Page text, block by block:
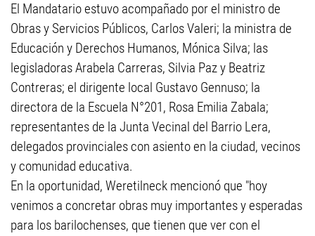
El Mandatario estuvo acompañado por el ministro de
Obras y Servicios Públicos, Carlos Valeri; la ministra de
Educación y Derechos Humanos, Mónica Silva; las
legisladoras Arabela Carreras, Silvia Paz y Beatriz
Contreras; el dirigente local Gustavo Gennuso; la
directora de la Escuela N°201, Rosa Emilia Zabala;
representantes de la Junta Vecinal del Barrio Lera,
delegados provinciales con asiento en la ciudad, vecinos
y comunidad educativa.
En la oportunidad, Weretilneck mencionó que "hoy
venimos a concretar obras muy importantes y esperadas
para los barilochenses, que tienen que ver con el